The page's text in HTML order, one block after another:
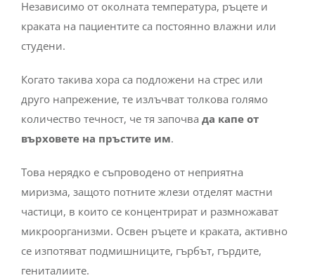
Независимо от околната температура, ръцете и
краката на пациентите са постоянно влажни или
студени.
Когато такива хора са подложени на стрес или
друго напрежение, те излъчват толкова голямо
количество течност, че тя започва да капе от
върховете на пръстите им.
Това нерядко е съпроводено от неприятна
миризма, защото потните жлези отделят мастни
частици, в които се концентрират и размножават
микроорганизми. Освен ръцете и краката, активно
се изпотяват подмишниците, гърбът, гърдите,
гениталиите.